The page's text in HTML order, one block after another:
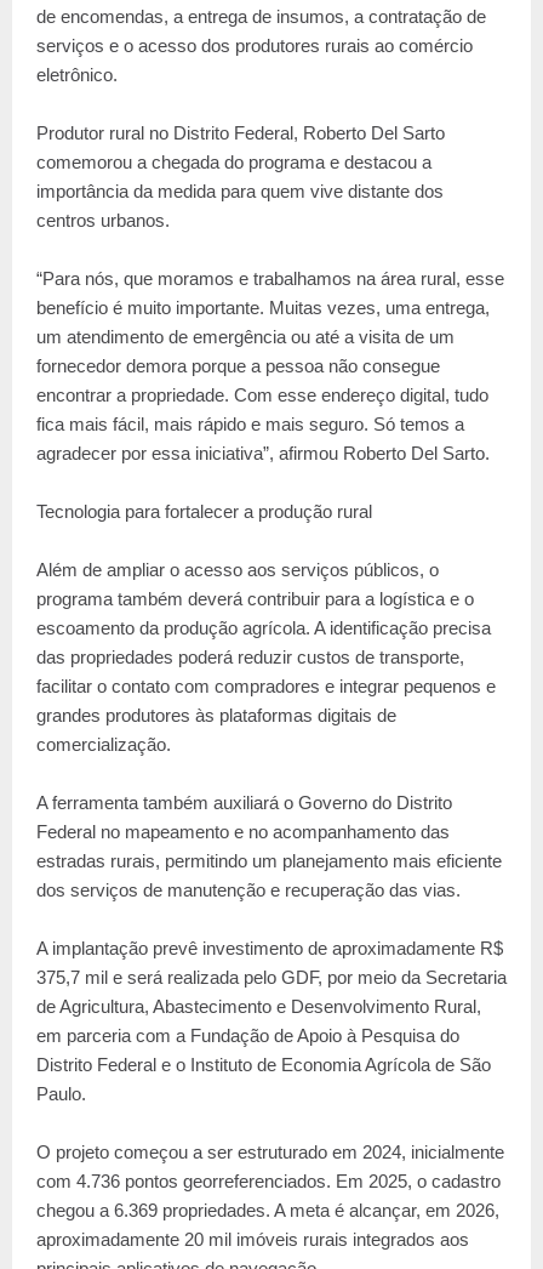
de encomendas, a entrega de insumos, a contratação de
serviços e o acesso dos produtores rurais ao comércio
eletrônico.
Produtor rural no Distrito Federal, Roberto Del Sarto
comemorou a chegada do programa e destacou a
importância da medida para quem vive distante dos
centros urbanos.
“Para nós, que moramos e trabalhamos na área rural, esse
benefício é muito importante. Muitas vezes, uma entrega,
um atendimento de emergência ou até a visita de um
fornecedor demora porque a pessoa não consegue
encontrar a propriedade. Com esse endereço digital, tudo
fica mais fácil, mais rápido e mais seguro. Só temos a
agradecer por essa iniciativa”, afirmou Roberto Del Sarto.
Tecnologia para fortalecer a produção rural
Além de ampliar o acesso aos serviços públicos, o
programa também deverá contribuir para a logística e o
escoamento da produção agrícola. A identificação precisa
das propriedades poderá reduzir custos de transporte,
facilitar o contato com compradores e integrar pequenos e
grandes produtores às plataformas digitais de
comercialização.
A ferramenta também auxiliará o Governo do Distrito
Federal no mapeamento e no acompanhamento das
estradas rurais, permitindo um planejamento mais eficiente
dos serviços de manutenção e recuperação das vias.
A implantação prevê investimento de aproximadamente R$
375,7 mil e será realizada pelo GDF, por meio da Secretaria
de Agricultura, Abastecimento e Desenvolvimento Rural,
em parceria com a Fundação de Apoio à Pesquisa do
Distrito Federal e o Instituto de Economia Agrícola de São
Paulo.
O projeto começou a ser estruturado em 2024, inicialmente
com 4.736 pontos georreferenciados. Em 2025, o cadastro
chegou a 6.369 propriedades. A meta é alcançar, em 2026,
aproximadamente 20 mil imóveis rurais integrados aos